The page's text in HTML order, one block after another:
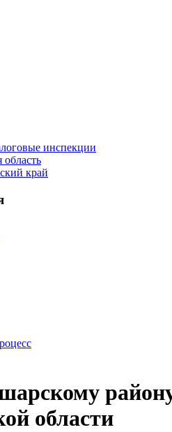
инспекции
область
край
области